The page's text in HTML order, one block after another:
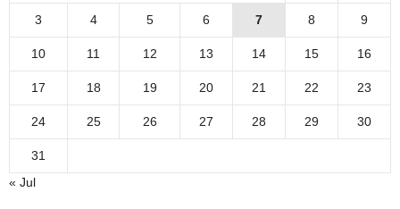
3 4 5 6 7 8 9
10 11 12 13 14 15 16
17 18 19 20 21 22 23
24 25 26 27 28 29 30
31
« Jul